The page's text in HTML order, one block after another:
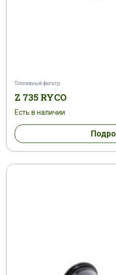
Топливный фильтр
Z 735 RYCO
Есть в наличии